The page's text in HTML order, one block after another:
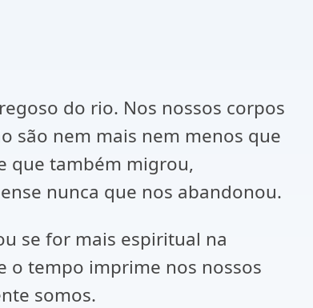
do rio. Nos nossos corpos
são nem mais nem menos que
que também migrou,
nunca que nos abandonou.
se for mais espiritual na
o tempo imprime nos nossos
somos.